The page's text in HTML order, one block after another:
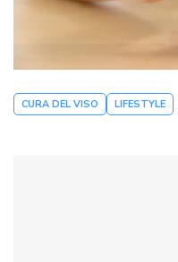
CURA DEL VISO LIFESTYLE